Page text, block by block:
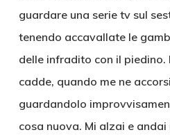
guardare una serie tv sul
tenendo accavallate le
delle infradito con il
cadde, quando me ne
guardandolo
cosa nuova. Mi alzai e